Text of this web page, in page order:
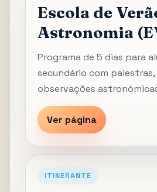
Escola de
Astronomia
Programa de 5 dias para
secundário com
observações
Ver página
ITINERANTE